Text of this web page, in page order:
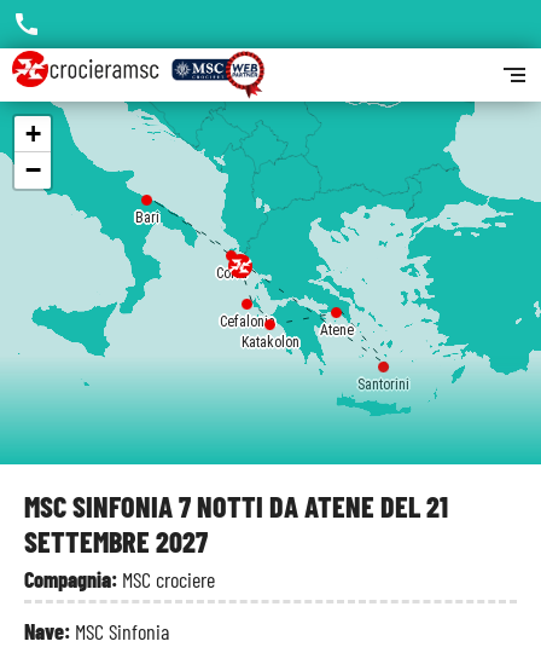
MSC SINFONIA 7 NOTTI DA ATENE DEL 21
SETTEMBRE 2027
Compagnia: MSC crociere
Nave: MSC Sinfonia
Atene
Katakolon
Cefalonia
Corfù
Bari
Santorini
+
−
call
segment